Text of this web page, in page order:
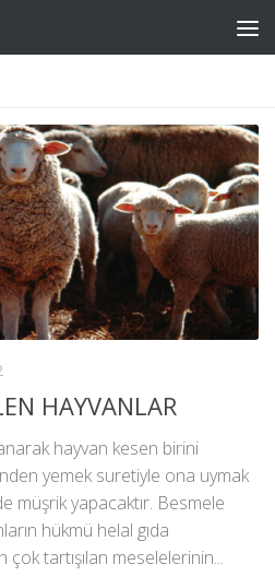
HAYVANLAR
anarak hayvan kesen birini
yemek suretiyle ona uymak
müşrik yapacaktır. Besmele
hükmü helal gıda
tartışılan meselelerinin...